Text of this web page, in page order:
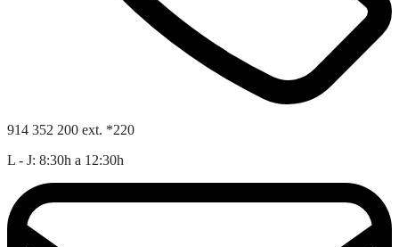
914 352 200 ext. *220
L - J: 8:30h a 12:30h